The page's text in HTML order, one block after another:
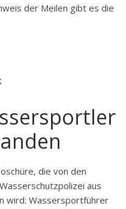
der Meilen gibt es die
die von den
aus
wird: Wassersportführer